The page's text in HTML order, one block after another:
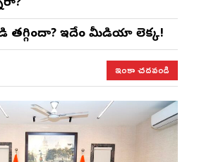
తగ్గిందా? ఇదేం మీడియా లెక్క!
ఇంకా చదవండి